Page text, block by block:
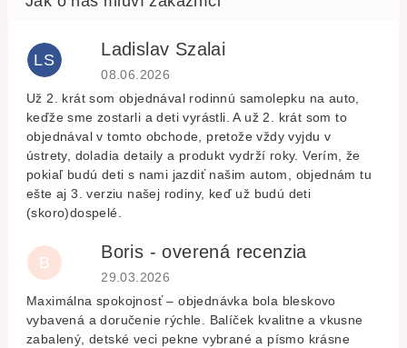
LS
Ladislav Szalai
Hodnocení obchodu je 5 z 5 hvězdiček.
08.06.2026
Už 2. krát som objednával rodinnú samolepku na auto,
keďže sme zostarli a deti vyrástli. A už 2. krát som to
objednával v tomto obchode, pretože vždy vyjdu v
ústrety, doladia detaily a produkt vydrží roky. Verím, že
pokiaľ budú deti s nami jazdiť našim autom, objednám tu
ešte aj 3. verziu našej rodiny, keď už budú deti
(skoro)dospelé.
B
Boris - overená recenzia
Hodnocení obchodu je 5 z 5 hvězdiček.
29.03.2026
Maximálna spokojnosť – objednávka bola bleskovo
vybavená a doručenie rýchle. Balíček kvalitne a vkusne
zabalený, detské veci pekne vybrané a písmo krásne